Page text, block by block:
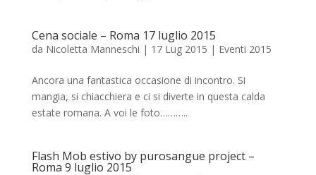
Cena sociale – Roma 17 luglio 2015
da Nicoletta Manneschi | 17 Lug 2015 | Eventi 2015
Ancora una fantastica occasione di incontro. Si
mangia, si chiacchiera e ci si diverte in questa calda
estate romana. A voi le foto………..
Flash Mob estivo by purosangue project –
Roma 9 luglio 2015